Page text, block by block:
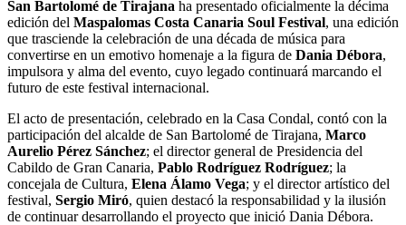
San Bartolomé de Tirajana ha presentado oficialmente la décima
edición del Maspalomas Costa Canaria Soul Festival, una edición
que trasciende la celebración de una década de música para
convertirse en un emotivo homenaje a la figura de Dania Débora,
impulsora y alma del evento, cuyo legado continuará marcando el
futuro de este festival internacional.
El acto de presentación, celebrado en la Casa Condal, contó con la
participación del alcalde de San Bartolomé de Tirajana, Marco
Aurelio Pérez Sánchez; el director general de Presidencia del
Cabildo de Gran Canaria, Pablo Rodríguez Rodríguez; la
concejala de Cultura, Elena Álamo Vega; y el director artístico del
festival, Sergio Miró, quien destacó la responsabilidad y la ilusión
de continuar desarrollando el proyecto que inició Dania Débora.